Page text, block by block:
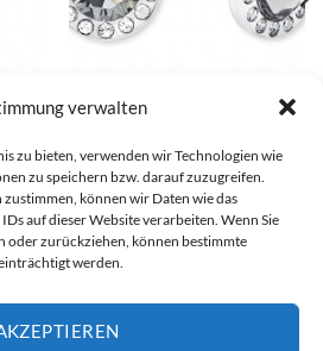
verwalten
zu bieten, verwenden wir Technologien wie
zu speichern bzw. darauf zuzugreifen.
zustimmen, können wir Daten wie das
auf dieser Website verarbeiten. Wenn Sie
oder zurückziehen, können bestimmte
werden.
01
s.Oliver Ohrstecker – 2015124
€49,99
inkl. der gesetzlichen MwSt.